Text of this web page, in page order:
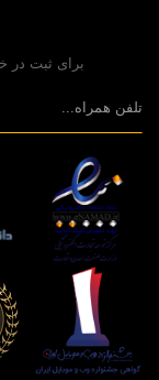
برای ثبت در